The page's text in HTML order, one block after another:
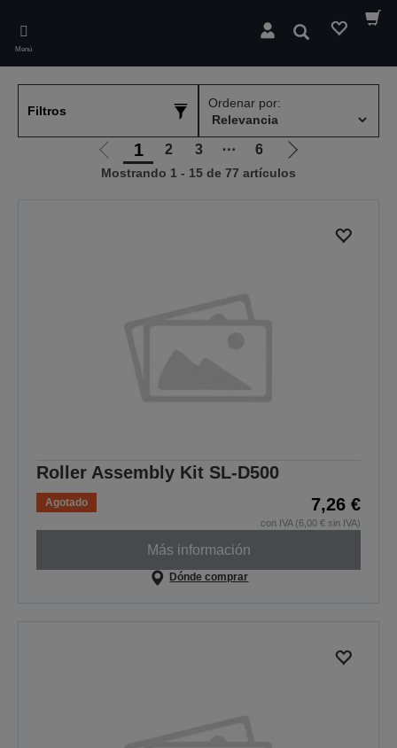
main
content
Menú
Buscar
Filtros
Ordenar por:
Ir
a
1 2 3 ⋯ 6
Ir
a
siguiente
Mostrando 1 - 15 de 77 artículos
Roller Assembly Kit SL-D500
Agotado 7,26 €
con IVA (6,00 € sin IVA)
Más información
Dónde comprar